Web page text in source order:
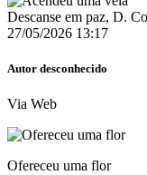
Descanse em paz, D.
27/05/2026 13:17
Autor desconhecido
Via Web
Ofereceu uma flor